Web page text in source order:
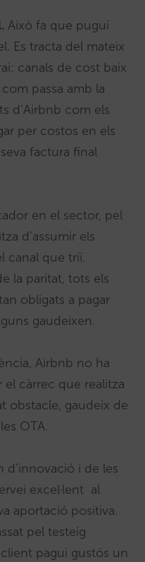
Això fa que pugui
Es tracta del mateix
canals de cost baix
passa amb la
d’Airbnb com els
per costos en els
factura final
en el sector, pel
d’assumir els
canal que triï.
la paritat, tots els
obligats a pagar
gaudeixen.
Airbnb no ha
càrrec que realitza
obstacle, gaudeix de
OTA.
d’innovació i de les
excel·lent al
aportació positiva.
pel testeig
pagui gustós un